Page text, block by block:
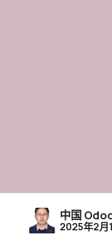
中国
2025年2月